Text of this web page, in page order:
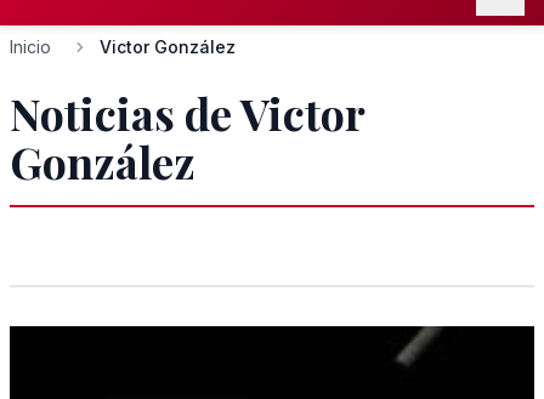
Inicio Victor González
Noticias de Victor
González